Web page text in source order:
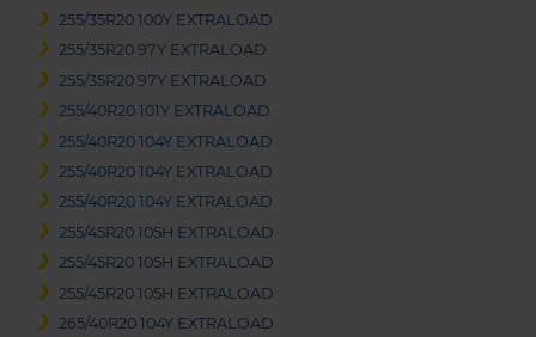
255/35R20 100Y EXTRALOAD
255/35R20 97Y EXTRALOAD
255/35R20 97Y EXTRALOAD
255/40R20 101Y EXTRALOAD
255/40R20 104Y EXTRALOAD
255/40R20 104Y EXTRALOAD
255/40R20 104Y EXTRALOAD
255/45R20 105H EXTRALOAD
255/45R20 105H EXTRALOAD
255/45R20 105H EXTRALOAD
265/40R20 104Y EXTRALOAD